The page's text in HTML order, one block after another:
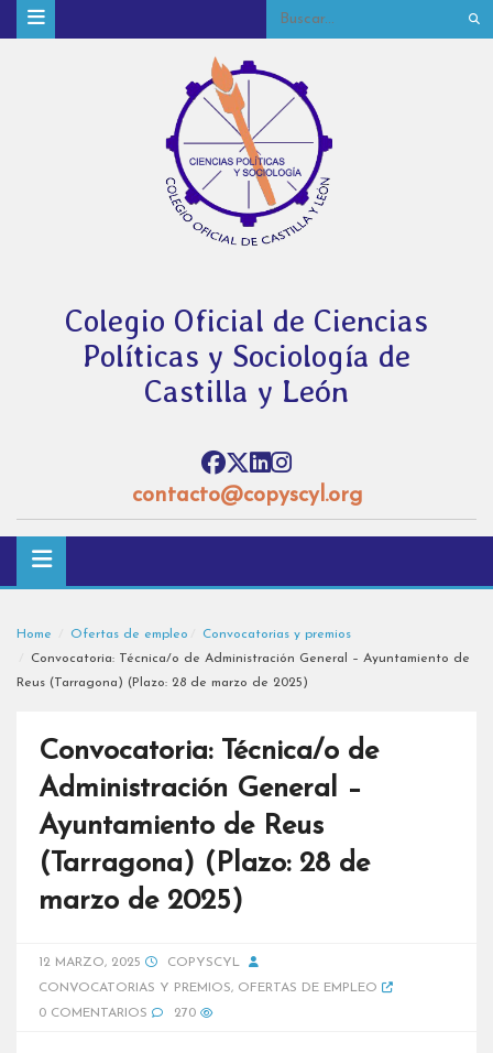
Colegio Oficial de Ciencias
Políticas y Sociología de
Castilla y León
contacto@copyscyl.org
Home Ofertas de empleo
Convocatorias y premios
Convocatoria: Técnica/o de Administración General – Ayuntamiento de
Reus (Tarragona) (Plazo: 28 de marzo de 2025)
Convocatoria: Técnica/o de
Administración General –
Ayuntamiento de Reus
(Tarragona) (Plazo: 28 de
marzo de 2025)
12 MARZO, 2025
COPYSCYL
CONVOCATORIAS Y PREMIOS, OFERTAS DE EMPLEO
0 COMENTARIOS
270